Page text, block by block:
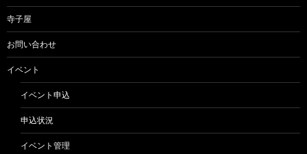
寺子屋
お問い合わせ
イベント
イベント申込
申込状況
イベント管理